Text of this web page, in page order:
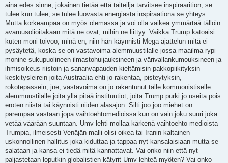
aina edes sinne, jokainen tietää että taiteilja tarvitsee inspiraarition, se
tulee kun tulee, se tulee luovasta energiasta inspiraationa se yhteys.
Mutta korkeampaa on myös olemassa ja voi olla vaikea ymmärtää tällöin
avaruusolioitakaan mitä ne ovat, mihin ne liittyy. Vaikka Trump katoaisi
kuten moni toivoo, minä en, niin hän käynnisti Mega ajattelun mitä ei
pysäytetä, koska se on vastavoima alemmuustilalle jossa maailma rypi
monine sukupuolineen ilmastohuijauksineen ja värivallankumouksineen ja
ihmisoikeus riistoin ja sananvapauden kieltämisin pakkopiikityksin
keskitysleirein joita Austraalia ehti jo rakentaa, pisteytyksin,
rokotepassein, jne, vastavoima on jo rakentunut tälle kommonistiselle
alemmuustilalle joita yllä pitää instituutiot, joita Trump purki jo useita pois
eroten niistä tai käynnisti niiden alasajon. Silti joo joo miehet on
parempaa vastaan jopa vaihtoehtomedioissa kun on vain joku suuri joka
vetää väärään suuntaan. Umv lehti mollaa kärkenä vaihtoehto medioista
Trumpia, ilmeisesti Venäjän malli olisi oikea tai Iranin kaltainen
uskonnollinen hallitus joka kiduttaa ja tappaa nyt kansalaisiaan mutta se
salataan ja kansa ei tiedä mitä kannattavat. Vai onko niin että nyt
paljastetaan loputkin globalistien kätyrit Umv lehteä myöten? Vai onko